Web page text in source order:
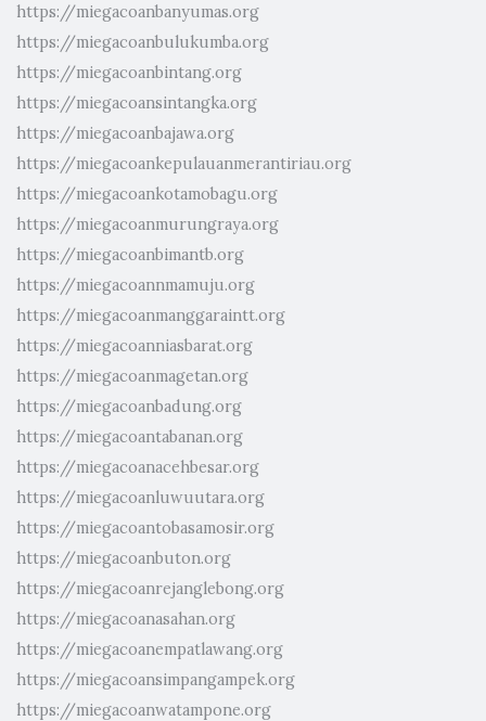
https://miegacoanbanyumas.org
https://miegacoanbulukumba.org
https://miegacoanbintang.org
https://miegacoansintangka.org
https://miegacoanbajawa.org
https://miegacoankepulauanmerantiriau.org
https://miegacoankotamobagu.org
https://miegacoanmurungraya.org
https://miegacoanbimantb.org
https://miegacoannmamuju.org
https://miegacoanmanggaraintt.org
https://miegacoanniasbarat.org
https://miegacoanmagetan.org
https://miegacoanbadung.org
https://miegacoantabanan.org
https://miegacoanacehbesar.org
https://miegacoanluwuutara.org
https://miegacoantobasamosir.org
https://miegacoanbuton.org
https://miegacoanrejanglebong.org
https://miegacoanasahan.org
https://miegacoanempatlawang.org
https://miegacoansimpangampek.org
https://miegacoanwatampone.org